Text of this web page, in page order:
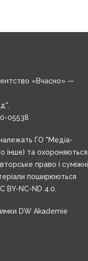
«Вчасно» —
05538
ГО "Медіа-
інше) та охороняються
право і суміжні
поширюються
BY-NC-ND 4.0.
DW Akademie